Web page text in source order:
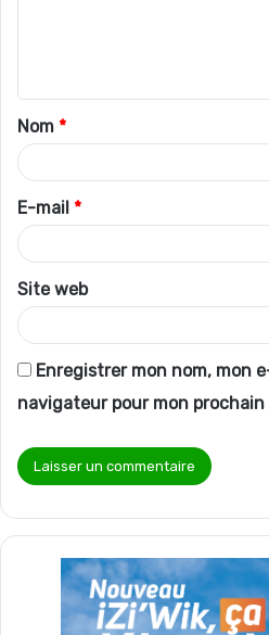
t
a
i
r
e
*
Nom *
E-mail *
Site web
Enregistrer mon nom, mon
navigateur pour mon